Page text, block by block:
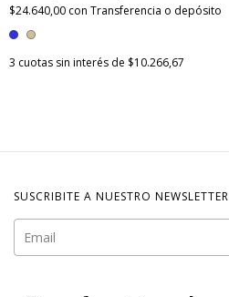
$24.640,00 con Transferencia o depósito
3 cuotas sin interés de $10.266,67
SUSCRIBITE A NUESTRO NEWSLETTER